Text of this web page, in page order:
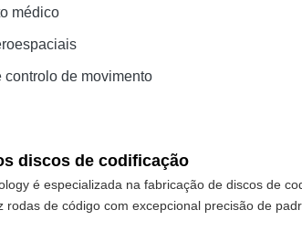
médico
controlo de movimento
discos de codificação
é especializada na fabricação de discos de
rodas de código com excepcional precisão de